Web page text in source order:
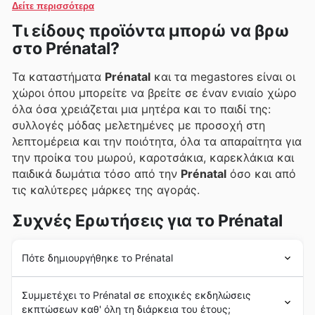
Δείτε περισσότερα
Τι είδους προϊόντα μπορώ να βρω
στο Prénatal?
Τα καταστήματα Prénatal και τα megastores είναι οι
χώροι όπου μπορείτε να βρείτε σε έναν ενιαίο χώρο
όλα όσα χρειάζεται μια μητέρα και το παιδί της:
συλλογές μόδας μελετημένες με προσοχή στη
λεπτομέρεια και την ποιότητα, όλα τα απαραίτητα για
την προίκα του μωρού, καροτσάκια, καρεκλάκια και
παιδικά δωμάτια τόσο από την Prénatal όσο και από
τις καλύτερες μάρκες της αγοράς.
Συχνές Ερωτήσεις για το Prénatal
Πότε δημιουργήθηκε το Prénatal
Από τότε, η εταιρεία έχει μάθει πολλά από τις
Συμμετέχει το Prénatal σε εποχικές εκδηλώσεις
εκπτώσεων καθ' όλη τη διάρκεια του έτους;